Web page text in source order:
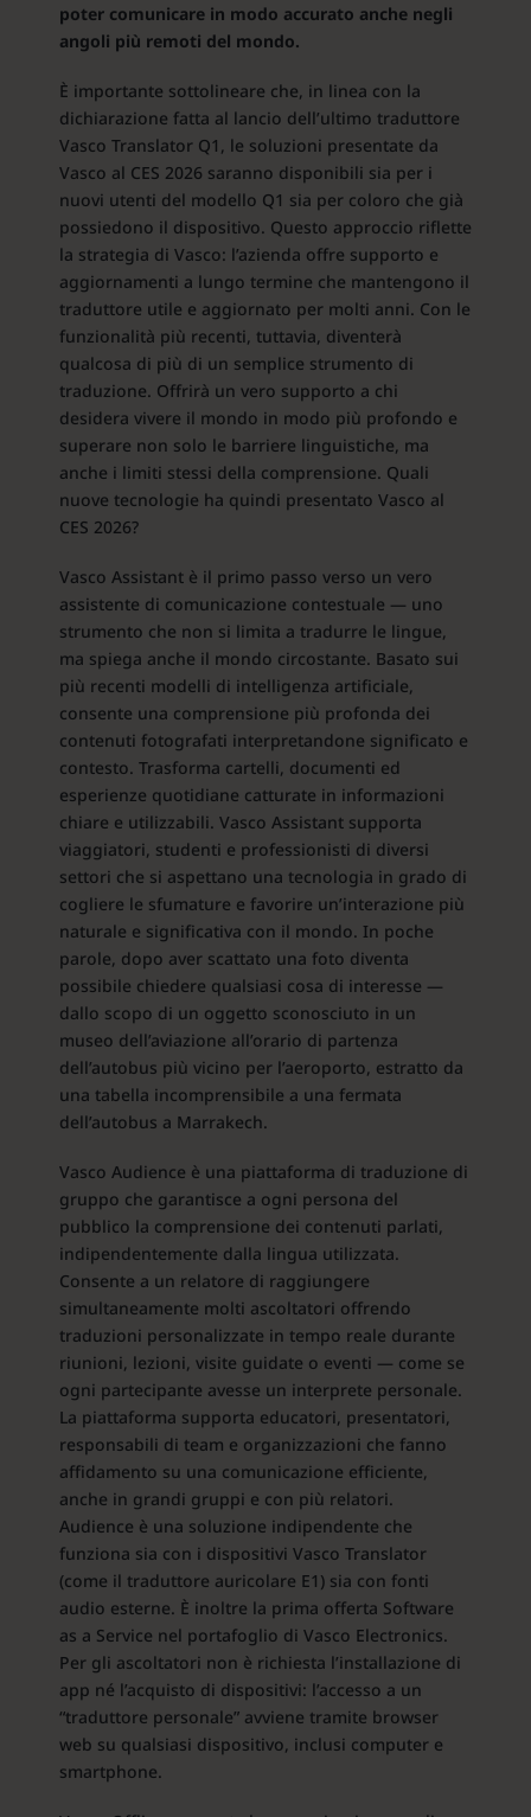
poter comunicare in modo accurato anche negli
angoli più remoti del mondo.
È importante sottolineare che, in linea con la
dichiarazione fatta al lancio dell’ultimo traduttore
Vasco Translator Q1, le soluzioni presentate da
Vasco al CES 2026 saranno disponibili sia per i
nuovi utenti del modello Q1 sia per coloro che già
possiedono il dispositivo. Questo approccio riflette
la strategia di Vasco: l’azienda offre supporto e
aggiornamenti a lungo termine che mantengono il
traduttore utile e aggiornato per molti anni. Con le
funzionalità più recenti, tuttavia, diventerà
qualcosa di più di un semplice strumento di
traduzione. Offrirà un vero supporto a chi
desidera vivere il mondo in modo più profondo e
superare non solo le barriere linguistiche, ma
anche i limiti stessi della comprensione. Quali
nuove tecnologie ha quindi presentato Vasco al
CES 2026?
Vasco Assistant è il primo passo verso un vero
assistente di comunicazione contestuale — uno
strumento che non si limita a tradurre le lingue,
ma spiega anche il mondo circostante. Basato sui
più recenti modelli di intelligenza artificiale,
consente una comprensione più profonda dei
contenuti fotografati interpretandone significato e
contesto. Trasforma cartelli, documenti ed
esperienze quotidiane catturate in informazioni
chiare e utilizzabili. Vasco Assistant supporta
viaggiatori, studenti e professionisti di diversi
settori che si aspettano una tecnologia in grado di
cogliere le sfumature e favorire un’interazione più
naturale e significativa con il mondo. In poche
parole, dopo aver scattato una foto diventa
possibile chiedere qualsiasi cosa di interesse —
dallo scopo di un oggetto sconosciuto in un
museo dell’aviazione all’orario di partenza
dell’autobus più vicino per l’aeroporto, estratto da
una tabella incomprensibile a una fermata
dell’autobus a Marrakech.
Vasco Audience è una piattaforma di traduzione di
gruppo che garantisce a ogni persona del
pubblico la comprensione dei contenuti parlati,
indipendentemente dalla lingua utilizzata.
Consente a un relatore di raggiungere
simultaneamente molti ascoltatori offrendo
traduzioni personalizzate in tempo reale durante
riunioni, lezioni, visite guidate o eventi — come se
ogni partecipante avesse un interprete personale.
La piattaforma supporta educatori, presentatori,
responsabili di team e organizzazioni che fanno
affidamento su una comunicazione efficiente,
anche in grandi gruppi e con più relatori.
Audience è una soluzione indipendente che
funziona sia con i dispositivi Vasco Translator
(come il traduttore auricolare E1) sia con fonti
audio esterne. È inoltre la prima offerta Software
as a Service nel portafoglio di Vasco Electronics.
Per gli ascoltatori non è richiesta l’installazione di
app né l’acquisto di dispositivi: l’accesso a un
“traduttore personale” avviene tramite browser
web su qualsiasi dispositivo, inclusi computer e
smartphone.